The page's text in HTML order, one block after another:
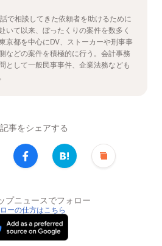
で相談してきた依頼者を助けるために
いて以来、ぼったくりの案件を数多く
京都を中心にDV、ストーカーや刑事事
などの案件を積極的に行う。会計事務
として一般民事事件、企業法務なども
事をシェアする
プニュースでフォロー
ーの仕方はこちら